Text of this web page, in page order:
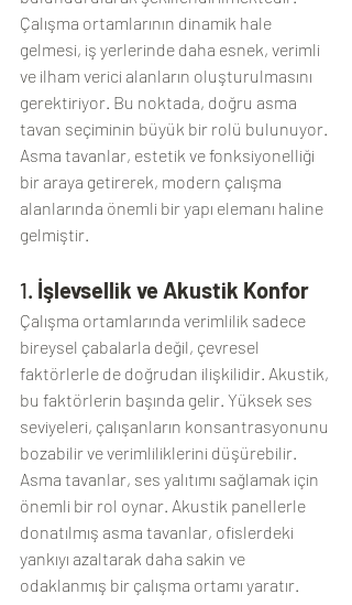
Çalışma ortamlarının dinamik hale
gelmesi, iş yerlerinde daha esnek, verimli
ve ilham verici alanların oluşturulmasını
gerektiriyor. Bu noktada, doğru asma
tavan seçiminin büyük bir rolü bulunuyor.
Asma tavanlar, estetik ve fonksiyonelliği
bir araya getirerek, modern çalışma
alanlarında önemli bir yapı elemanı haline
gelmiştir.
1. İşlevsellik ve Akustik Konfor
Çalışma ortamlarında verimlilik sadece
bireysel çabalarla değil, çevresel
faktörlerle de doğrudan ilişkilidir. Akustik,
bu faktörlerin başında gelir. Yüksek ses
seviyeleri, çalışanların konsantrasyonunu
bozabilir ve verimliliklerini düşürebilir.
Asma tavanlar, ses yalıtımı sağlamak için
önemli bir rol oynar. Akustik panellerle
donatılmış asma tavanlar, ofislerdeki
yankıyı azaltarak daha sakin ve
odaklanmış bir çalışma ortamı yaratır.